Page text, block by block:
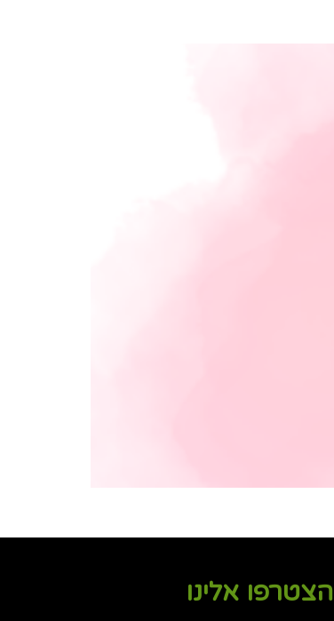
הצטרפו אלינו